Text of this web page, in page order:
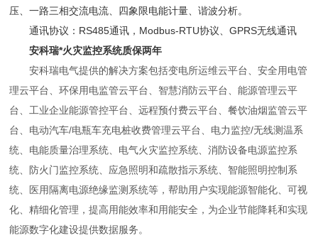
压、一路三相交流电流、四象限电能计量、谐波分析。
通讯协议：RS485通讯，Modbus-RTU协议、GPRS无线通讯
安科瑞*火灾监控系统质保两年
安科瑞电气提供的解决方案包括变电所运维云平台、安全用电管
理云平台、环保用电监管云平台、智慧消防云平台、能源管理云平
台、工业企业能源管控平台、远程预付费云平台、餐饮油烟监管云平
台、电动汽车/电瓶车充电桩收费管理云平台、电力监控/无线测温系
统、电能质量治理系统、电气火灾监控系统、消防设备电源监控系
统、防火门监控系统、应急照明和疏散指示系统、智能照明控制系
统、医用隔离电源绝缘监测系统等，帮助用户实现能源智能化、可视
化、精细化管理，提高用能效率和用能安全，为企业节能降耗和实现
能源数字化建设提供数据服务。